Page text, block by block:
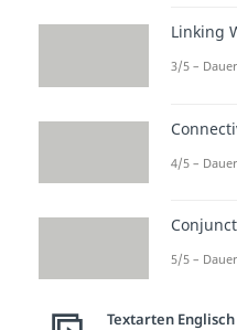
tut
17
Linking
3/5 –
4/5 –
5/5 –
Textarten Englisch